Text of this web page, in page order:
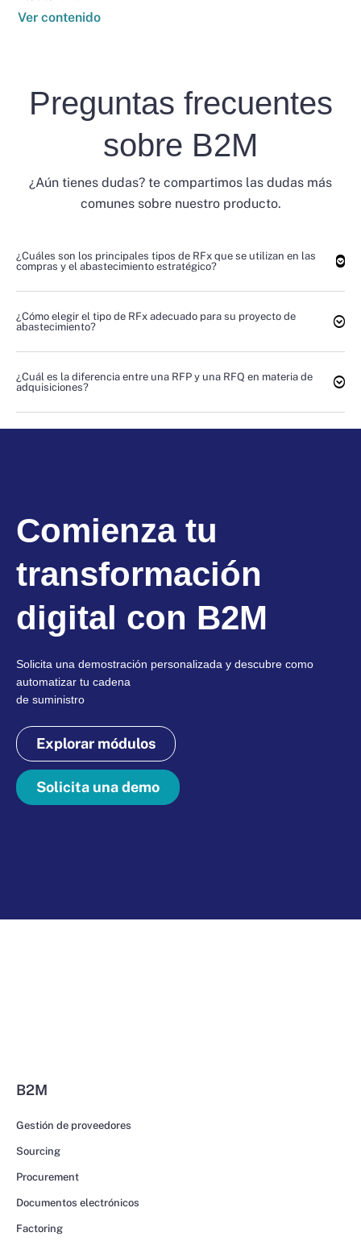
Ver contenido
Preguntas frecuentes
sobre B2M
¿Aún tienes dudas? te compartimos las dudas más
comunes sobre nuestro producto.
¿Cuáles son los principales tipos de RFx que se utilizan en las
compras y el abastecimiento estratégico?
¿Cómo elegir el tipo de RFx adecuado para su proyecto de
abastecimiento?
¿Cuál es la diferencia entre una RFP y una RFQ en materia de
adquisiciones?
Comienza tu
transformación
digital con B2M
Solicita una demostración personalizada y descubre como
automatizar tu cadena
de suministro
Explorar módulos
Solicita una demo
B2M
Gestión de proveedores
Sourcing
Procurement
Documentos electrónicos
Factoring